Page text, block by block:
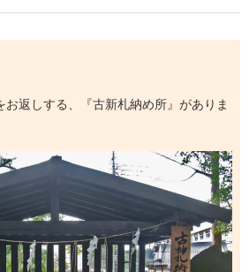
返しする、『古新札納め所』がありま